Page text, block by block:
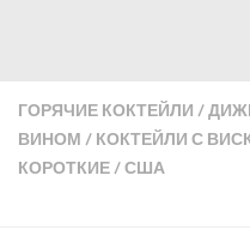
ГОРЯЧИЕ КОКТЕЙЛИ /
ВИНОМ / КОКТЕЙЛИ С
КОРОТКИЕ/США